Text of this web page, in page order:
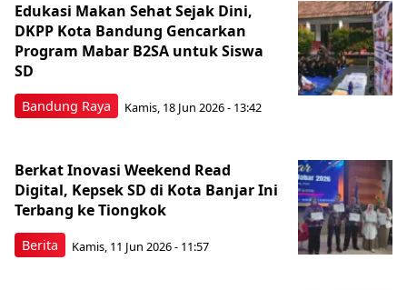
Bandung Raya
Edukasi Makan Sehat Sejak Dini,
DKPP Kota Bandung Gencarkan
Program Mabar B2SA untuk Siswa
SD
Kamis, 18 Jun 2026 - 13:42
Berita
Berkat Inovasi Weekend Read
Digital, Kepsek SD di Kota Banjar Ini
Terbang ke Tiongkok
Kamis, 11 Jun 2026 - 11:57